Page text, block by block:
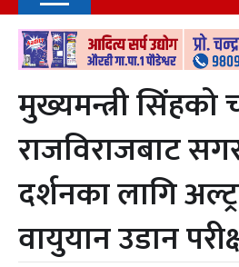
मुख्यमन्त्री सिंहको
राजविराजबाट
दर्शनका लागि
वायुयान उडान